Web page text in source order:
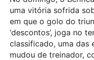
uma vitória sofrida
em que o golo do
‘descontos’, joga no
classificado, uma das
mudou de treinador,